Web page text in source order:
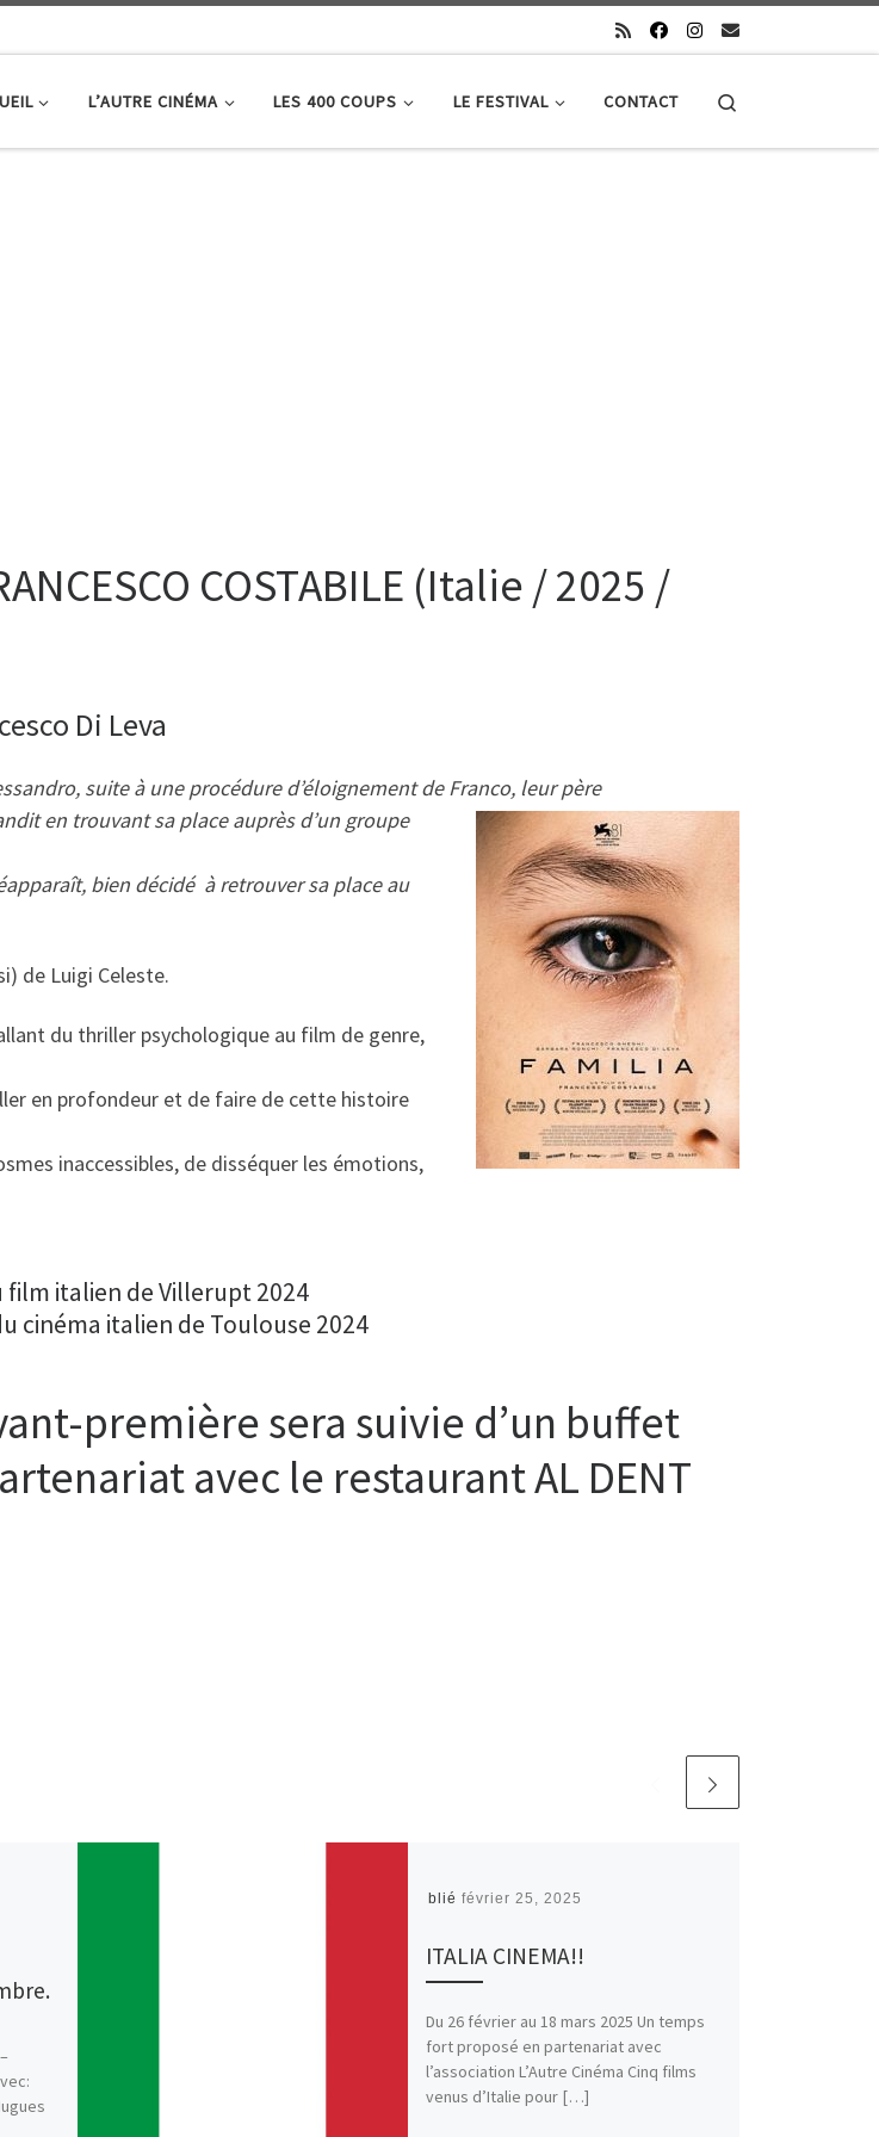
L’AUTRE CINÉMA LES 400 COUPS LE FESTIVAL CONTACT
COSTABILE (Italie / 2025 /
Di Leva
suite à une procédure d’éloignement de Franco, leur père
en trouvant sa place auprès d’un groupe
bien décidé à retrouver sa place au
de Luigi Celeste.
du thriller psychologique au film de genre,
en profondeur et de faire de cette histoire
inaccessibles, de disséquer les émotions,
film italien de Villerupt 2024
cinéma italien de Toulouse 2024
première sera suivie d’un buffet
avec le restaurant AL DENT
Publié février 25, 2025
ITALIA CINEMA!!
Du 26 février au 18 mars 2025 Un temps
fort proposé en partenariat avec
l’association L’Autre Cinéma Cinq films
venus d’Italie pour […]